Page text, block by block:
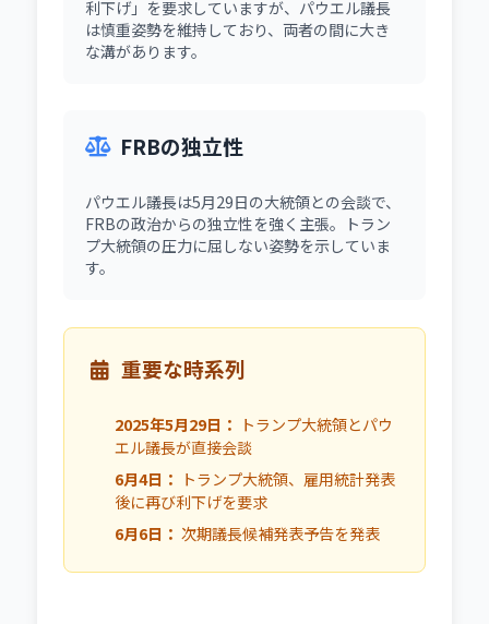
利下げ」を要求していますが、パウエル議長
は慎重姿勢を維持しており、両者の間に大き
な溝があります。
FRBの独立性
パウエル議長は5月29日の大統領との会談で、
FRBの政治からの独立性を強く主張。トラン
プ大統領の圧力に屈しない姿勢を示していま
す。
重要な時系列
2025年5月29日： トランプ大統領とパウ
エル議長が直接会談
6月4日： トランプ大統領、雇用統計発表
後に再び利下げを要求
6月6日： 次期議長候補発表予告を発表